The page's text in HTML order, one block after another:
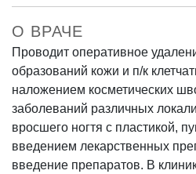
О ВРАЧЕ
Проводит оперативное
образований кожи и п/к
наложением косметических
заболеваний различных
вросшего ногтя с пластикой,
введением лекарственных
введение препаратов. В